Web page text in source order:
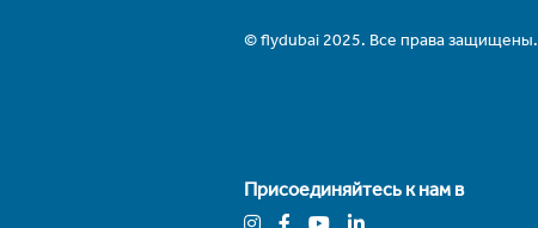
© flydubai 2025. Все права защищены.
Присоединяйтесь к нам в